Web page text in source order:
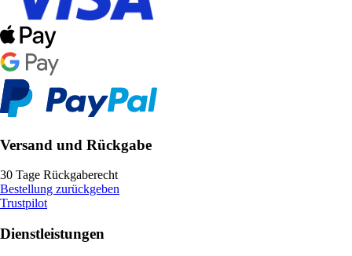
Versand und Rückgabe
30 Tage Rückgaberecht
Bestellung zurückgeben
Trustpilot
Dienstleistungen